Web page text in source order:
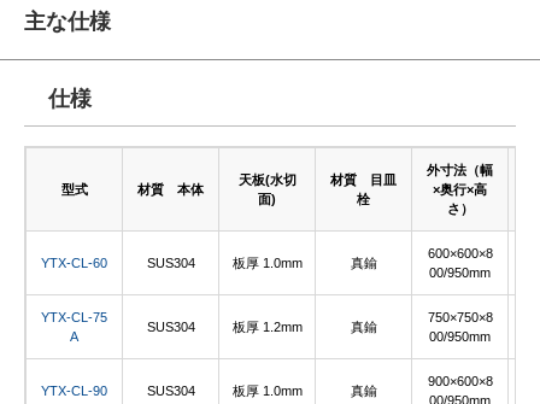
主な仕様
仕様
型式 材質 本体
天板(水切
面)
材質 目皿
栓
外寸法（幅
×奥行×高
さ）
YTX-CL-60 SUS304 板厚 1.0mm 真鍮
600×600×8
00/950mm
YTX-CL-75
A
SUS304 板厚 1.2mm 真鍮
750×750×8
00/950mm
YTX-CL-90 SUS304 板厚 1.0mm 真鍮
900×600×8
00/950mm